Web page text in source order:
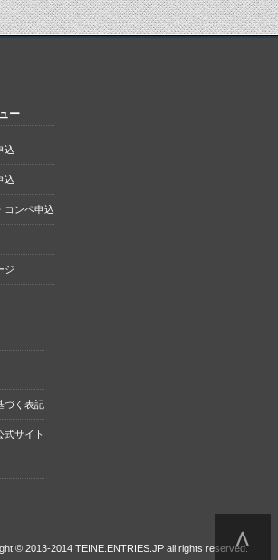
∧
ー
込
込
コンペ申込
ジ
づく表記
式サイト
© 2013-2014 TEINE.ENTRIES.JPall rights reserved.